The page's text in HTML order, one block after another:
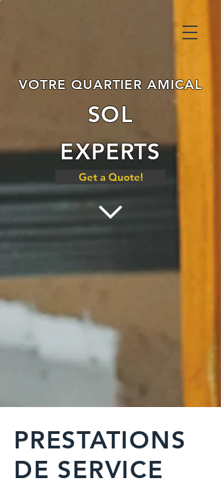
VOTRE QUARTIER AMICAL
SOL
EXPERTS
Get a Quote!
PRESTATIONS
DE SERVICE